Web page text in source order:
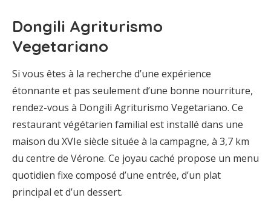
Dongili Agriturismo
Vegetariano
Si vous êtes à la recherche d’une expérience
étonnante et pas seulement d’une bonne nourriture,
rendez-vous à Dongili Agriturismo Vegetariano. Ce
restaurant végétarien familial est installé dans une
maison du XVIe siècle située à la campagne, à 3,7 km
du centre de Vérone. Ce joyau caché propose un menu
quotidien fixe composé d’une entrée, d’un plat
principal et d’un dessert.